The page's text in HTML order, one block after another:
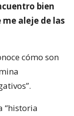
bien
aleje de las
cómo son
“historia